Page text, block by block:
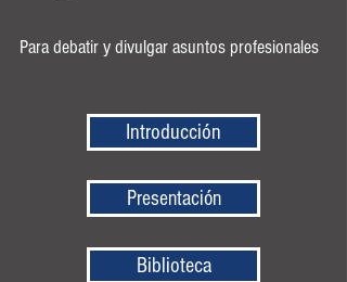
Para debatir y divulgar asuntos profesionales
Introducción
Presentación
Biblioteca